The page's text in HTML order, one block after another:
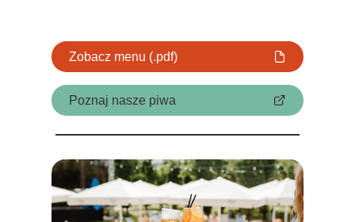
Zobacz menu (.pdf)
Poznaj nasze piwa